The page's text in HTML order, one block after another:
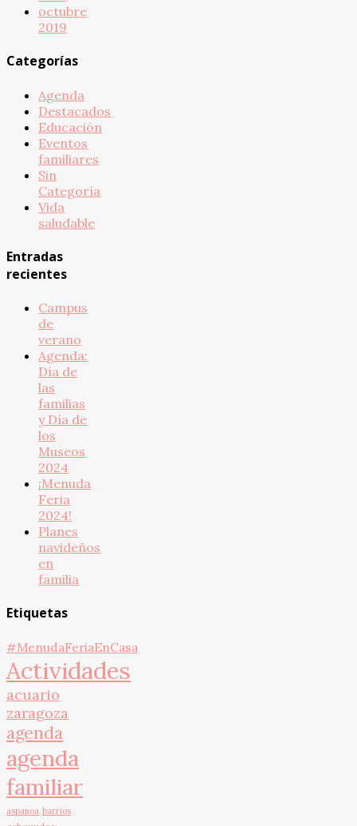
octubre
2019
Categorías
Agenda
Destacados
Educación
Eventos
familiares
Sin
Categoría
Vida
saludable
Entradas
recientes
Campus
de
verano
Agenda:
Día de
las
familias
y Día de
los
Museos
2024
¡Menuda
Feria
2024!
Planes
navideños
en
familia
Etiquetas
#MenudaFeriaEnCasa
Actividades
acuario
zaragoza
agenda
agenda
familiar
aspanoa barrios